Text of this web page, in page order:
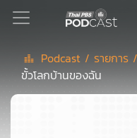
Podcast
Podcast / รายกา
ขั้วโลกบ้านของฉัน